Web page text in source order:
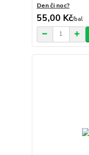
Den či noc?
55,00 Kč/bal